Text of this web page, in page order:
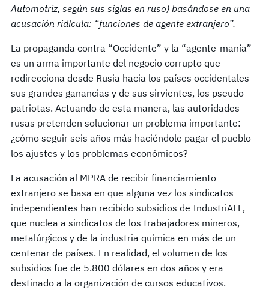
Automotriz, según sus siglas en ruso) basándose en una
acusación ridícula: “funciones de agente extranjero”.
La propaganda contra “Occidente” y la “agente-manía”
es un arma importante del negocio corrupto que
redirecciona desde Rusia hacia los países occidentales
sus grandes ganancias y de sus sirvientes, los pseudo-
patriotas. Actuando de esta manera, las autoridades
rusas pretenden solucionar un problema importante:
¿cómo seguir seis años más haciéndole pagar el pueblo
los ajustes y los problemas económicos?
La acusación al MPRA de recibir financiamiento
extranjero se basa en que alguna vez los sindicatos
independientes han recibido subsidios de IndustriALL,
que nuclea a sindicatos de los trabajadores mineros,
metalúrgicos y de la industria química en más de un
centenar de países. En realidad, el volumen de los
subsidios fue de 5.800 dólares en dos años y era
destinado a la organización de cursos educativos.